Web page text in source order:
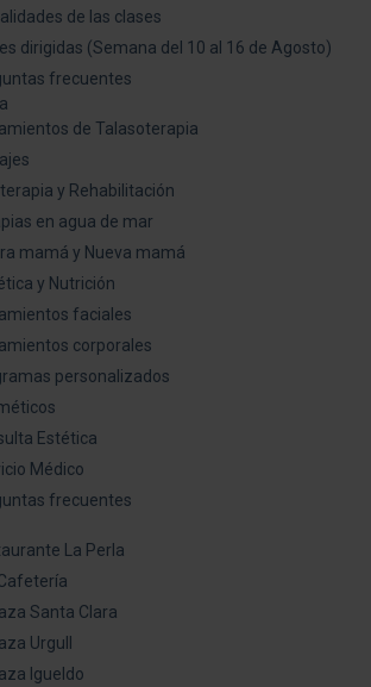
de las clases
dirigidas (Semana del 10 al 16 de Agosto)
frecuentes
de Talasoterapia
y Rehabilitación
en agua de mar
mamá y Nueva mamá
y Nutrición
faciales
corporales
personalizados
Estética
Médico
frecuentes
La Perla
Santa Clara
Urgull
Igueldo